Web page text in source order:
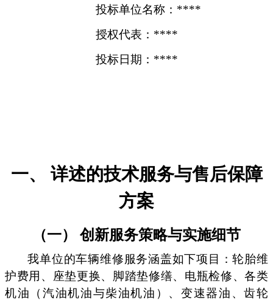
投标单位名称：****
授权代表：****
投标日期：****
一、 详述的技术服务与售后保障
方案
（一） 创新服务策略与实施细节
我单位的车辆维修服务涵盖如下项目：轮胎维
护费用、座垫更换、脚踏垫修缮、电瓶检修、各类
机油（汽油机油与柴油机油）、变速器油、齿轮